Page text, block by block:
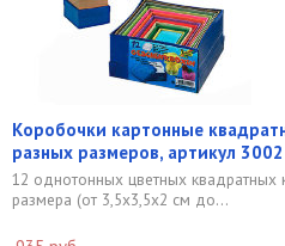
Коробочки картонные
разных размеров, артикул 3002
12 однотонных цветных квадратных
размера (от 3,5х3,5х2 см до...